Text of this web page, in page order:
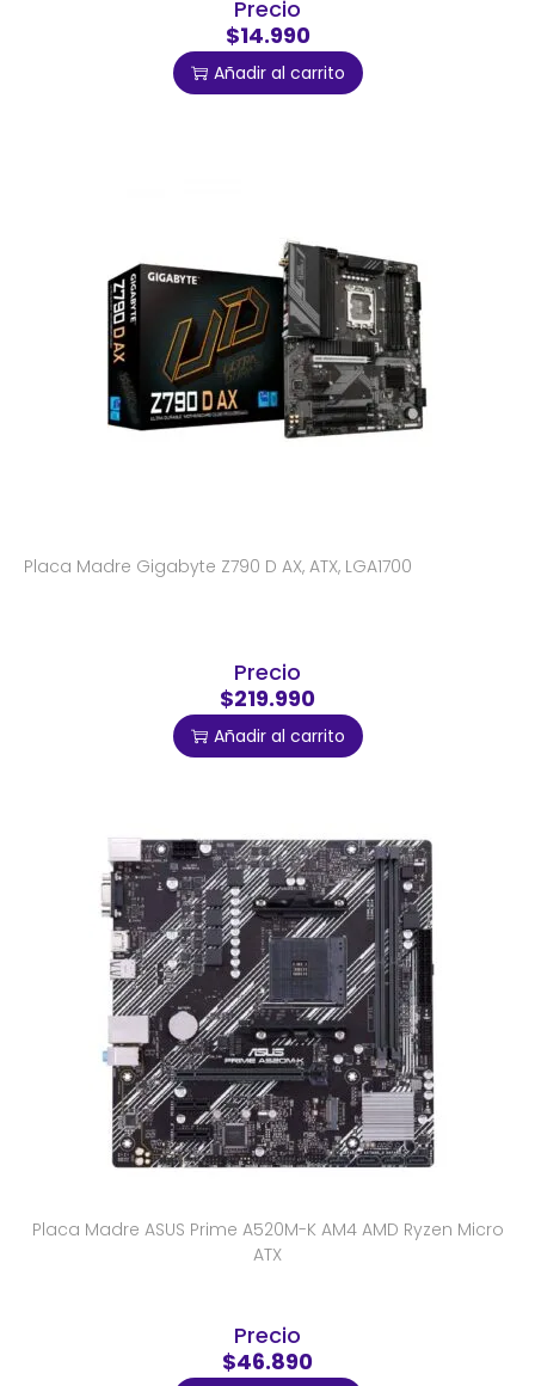
Precio
$14.990
Añadir al carrito
Placa Madre Gigabyte Z790 D AX, ATX, LGA1700
Precio
$219.990
Añadir al carrito
Placa Madre ASUS Prime A520M-K AM4 AMD Ryzen Micro
ATX
Precio
$46.890